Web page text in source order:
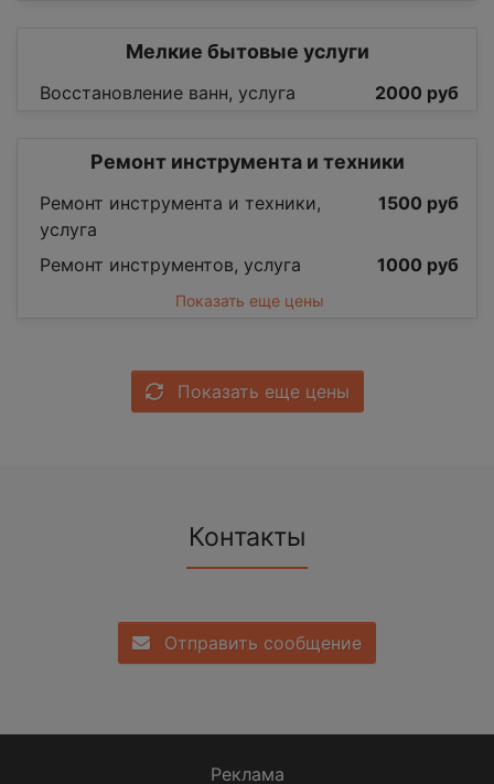
Мелкие бытовые услуги
Восстановление ванн, услуга 2000 руб
Ремонт инструмента и техники
Ремонт инструмента и техники,
услуга
1500 руб
Ремонт инструментов, услуга 1000 руб
Показать еще цены
Показать еще цены
Контакты
Отправить сообщение
Реклама